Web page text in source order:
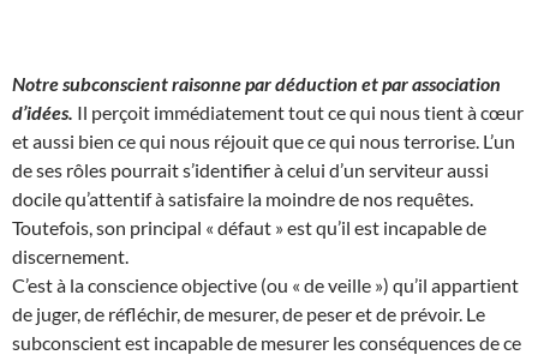
Notre subconscient raisonne par déduction et par association
d’idées. Il perçoit immédiatement tout ce qui nous tient à cœur
et aussi bien ce qui nous réjouit que ce qui nous terrorise. L’un
de ses rôles pourrait s’identifier à celui d’un serviteur aussi
docile qu’attentif à satisfaire la moindre de nos requêtes.
Toutefois, son principal « défaut » est qu’il est incapable de
discernement.
C’est à la conscience objective (ou « de veille ») qu’il appartient
de juger, de réfléchir, de mesurer, de peser et de prévoir. Le
subconscient est incapable de mesurer les conséquences de ce